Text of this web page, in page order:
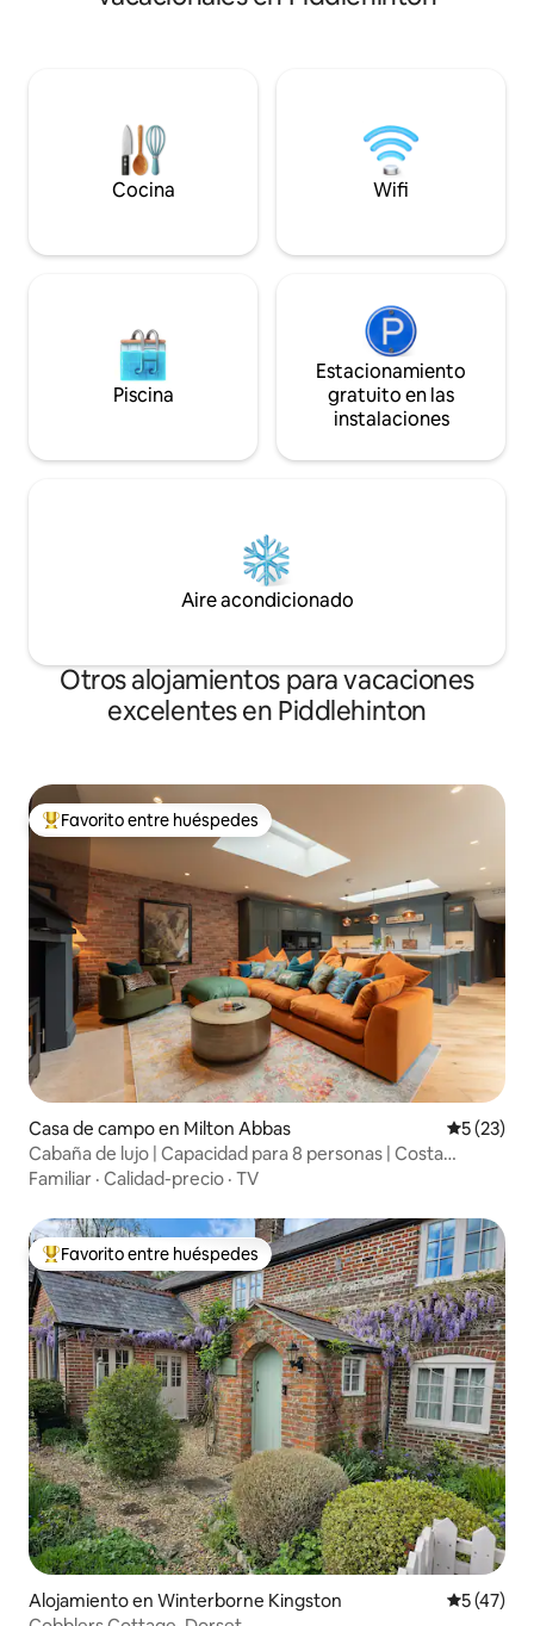
enfurecedora». Planta abierta, cómodo
sofá cama doble, estufa de leña, paseos
por el campo y fabuloso pub del pueblo.
mejor posible.
Cocina Wifi
Piscina
Estacionamiento
gratuito en las
instalaciones
Aire acondicionado
Otros alojamientos para vacaciones
excelentes en Piddlehinton
Favorito entre huéspedes preferido
Favorito entre huéspedes
Casa de campo en Milton Abbas
5 (23)
Cabaña de lujo | Capacidad para 8 personas | Costa
Jurásica
Familiar · Calidad-precio · TV
Favorito entre huéspedes preferido
Favorito entre huéspedes
Alojamiento en Winterborne Kingston
5 (47)